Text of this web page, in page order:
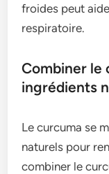
froides peut
respiratoire.
Combiner le
ingrédients
Le curcuma se
naturels pour
combiner le